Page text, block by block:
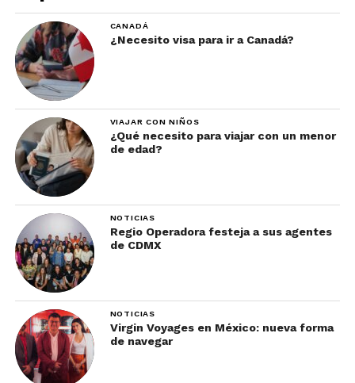
CANADÁ
¿Necesito visa para ir a Canadá?
VIAJAR CON NIÑOS
¿Qué necesito para viajar con un menor
de edad?
NOTICIAS
Regio Operadora festeja a sus agentes
de CDMX
NOTICIAS
Virgin Voyages en México: nueva forma
de navegar